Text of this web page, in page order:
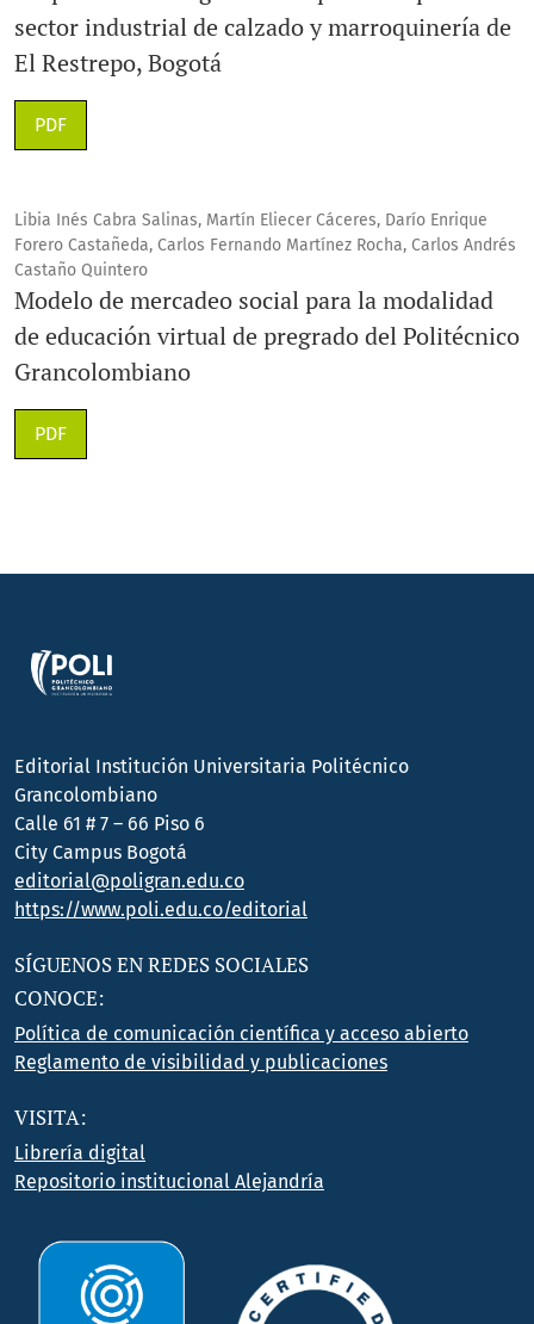
sector industrial de calzado y marroquinería de
El Restrepo, Bogotá
PDF
Libia Inés Cabra Salinas, Martín Eliecer Cáceres, Darío Enrique
Forero Castañeda, Carlos Fernando Martínez Rocha, Carlos Andrés
Castaño Quintero
Modelo de mercadeo social para la modalidad
de educación virtual de pregrado del Politécnico
Grancolombiano
PDF
Editorial Institución Universitaria Politécnico
Grancolombiano
Calle 61 # 7 – 66 Piso 6
City Campus Bogotá
editorial@poligran.edu.co
https://www.poli.edu.co/editorial
SÍGUENOS EN REDES SOCIALES
CONOCE:
Política de comunicación científica y acceso abierto
Reglamento de visibilidad y publicaciones
VISITA:
Librería digital
Repositorio institucional Alejandría